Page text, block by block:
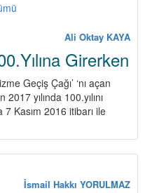
GerekleriAli Oktay KAYA
Girerken
Geçiş Çağı’ ‘nı açan
yılında 100.yılını
Kasım 2016 itibarı ile
İsmail Hakkı YORULMAZ